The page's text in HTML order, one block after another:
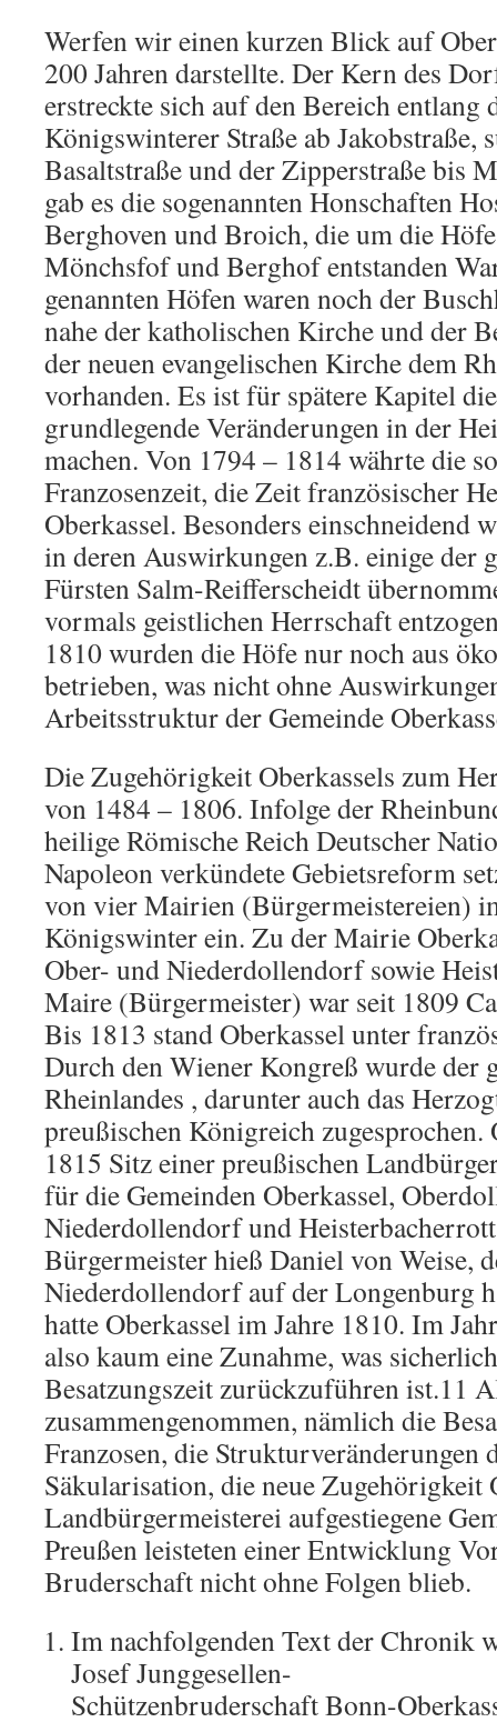
Werfen wir einen kurzen Blick auf
200 Jahren darstellte. Der Kern des
erstreckte sich auf den Bereich entlang
Königswinterer Straße ab Jakobstraße,
Basaltstraße und der Zipperstraße bis
gab es die sogenannten Honschaften
Berghoven und Broich, die um die
Mönchsfof und Berghof entstanden
genannten Höfen waren noch der
nahe der katholischen Kirche und der
der neuen evangelischen Kirche dem
vorhanden. Es ist für spätere Kapitel
grundlegende Veränderungen in der
machen. Von 1794 – 1814 währte die
Franzosenzeit, die Zeit französischer
Oberkassel. Besonders einschneidend
in deren Auswirkungen z.B. einige der
Fürsten Salm-Reifferscheidt
vormals geistlichen Herrschaft
1810 wurden die Höfe nur noch aus
betrieben, was nicht ohne
Arbeitsstruktur der Gemeinde
Die Zugehörigkeit Oberkassels zum
von 1484 – 1806. Infolge der
heilige Römische Reich Deutscher
Napoleon verkündete Gebietsreform
von vier Mairien (Bürgermeistereien)
Königswinter ein. Zu der Mairie
Ober- und Niederdollendorf sowie
Maire (Bürgermeister) war seit 1809
Bis 1813 stand Oberkassel unter
Durch den Wiener Kongreß wurde der
Rheinlandes , darunter auch das
preußischen Königreich zugesprochen.
1815 Sitz einer preußischen
für die Gemeinden Oberkassel,
Niederdollendorf und
Bürgermeister hieß Daniel von Weise,
Niederdollendorf auf der Longenburg
hatte Oberkassel im Jahre 1810. Im
also kaum eine Zunahme, was
Besatzungszeit zurückzuführen ist.11
zusammengenommen, nämlich die
Franzosen, die Strukturveränderungen
Säkularisation, die neue Zugehörigkeit
Landbürgermeisterei aufgestiegene
Preußen leisteten einer Entwicklung
Bruderschaft nicht ohne Folgen blieb.
Im nachfolgenden Text der Chronik
Josef Junggesellen-
Schützenbruderschaft Bonn-